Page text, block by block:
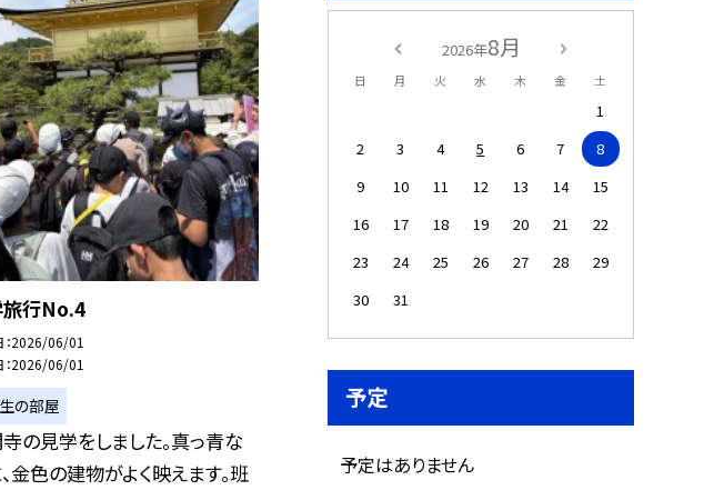
行No.4
2026/06/01
2026/06/01
の部屋
の見学をしました。真っ青な
金色の建物がよく映えます。班
2026年8月
日 月 火 水 木 金 土
1
2
3 4 5 6 7
8
9
10 11 12 13 14
15
16
17 18 19 20 21
22
23
24 25 26 27 28
29
30
31
予定
予定はありません